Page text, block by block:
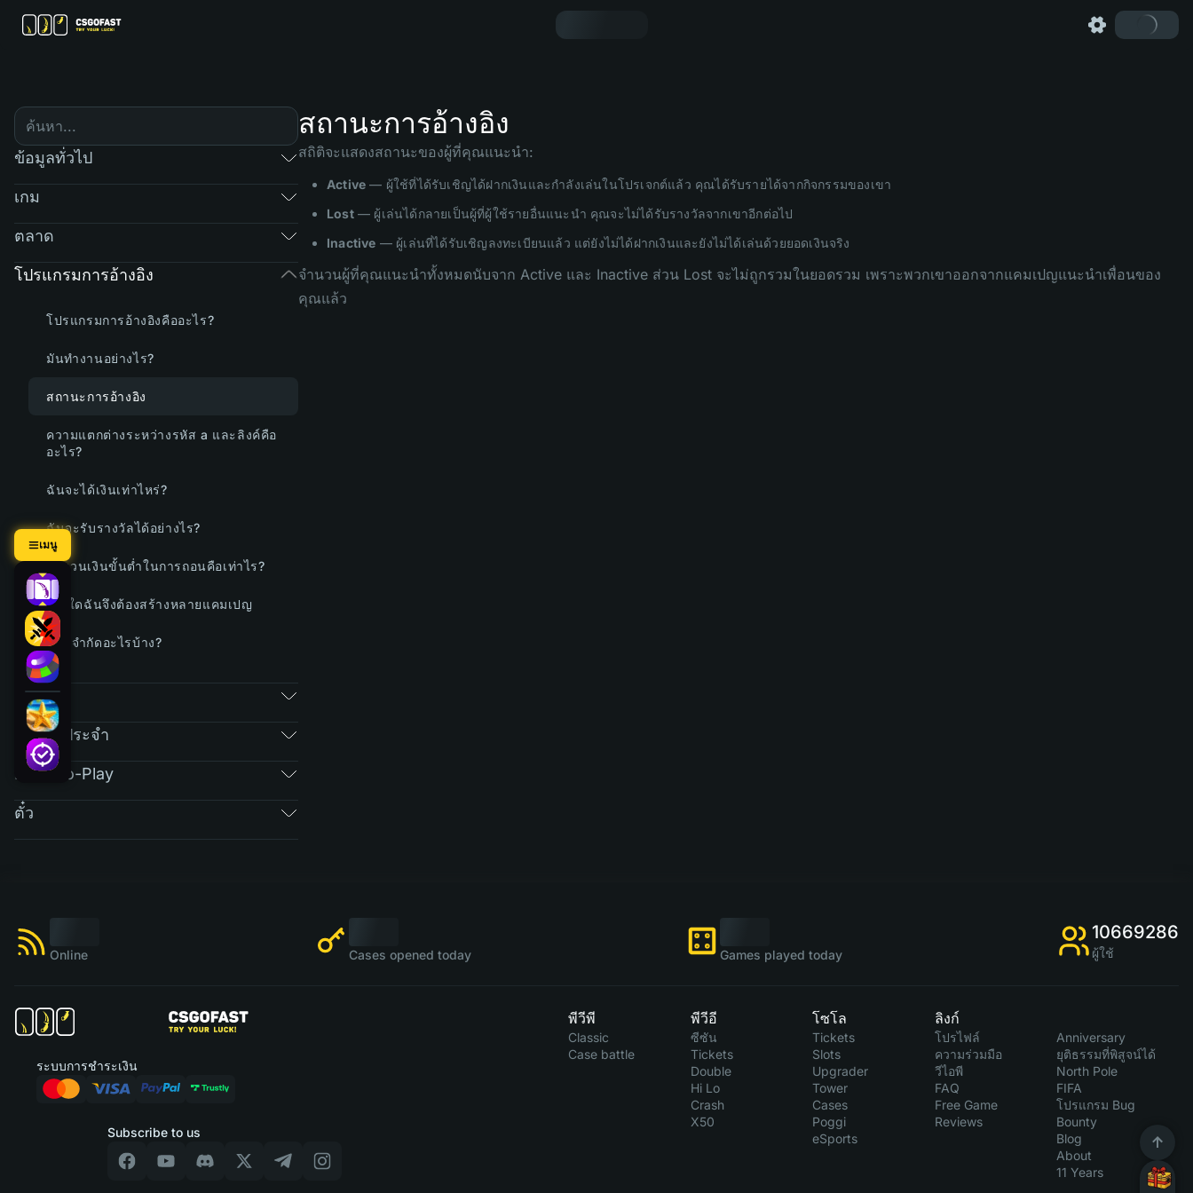
เมนู
ข้อมูลทั่วไป
เกม
ตลาด
โปรแกรมการอ้างอิง
โปรแกรมการอ้างอิงคืออะไร?
มันทำงานอย่างไร?
สถานะการอ้างอิง
ความแตกต่างระหว่างรหัส a และลิงค์คือ
อะไร?
ฉันจะได้เงินเท่าไหร่?
ฉันจะรับรางวัลได้อย่างไร?
จำนวนเงินขั้นต่ำในการถอนคือเท่าไร?
เหตุใดฉันจึงต้องสร้างหลายแคมเปญ
มีข้อจำกัดอะไรบ้าง?
RAIN
คำถามประจำ
Free-To-Play
ตั๋ว
สถานะการอ้างอิง
สถิติจะแสดงสถานะของผู้ที่คุณแนะนำ:
Active — ผู้ใช้ที่ได้รับเชิญได้ฝากเงินและกำลังเล่นในโปรเจกต์แล้ว คุณได้รับรายได้จากกิจกรรมของเขา
Lost— ผู้เล่นได้กลายเป็นผู้ที่ผู้ใช้รายอื่นแนะนำ คุณจะไม่ได้รับรางวัลจากเขาอีกต่อไป
Inactive — ผู้เล่นที่ได้รับเชิญลงทะเบียนแล้ว แต่ยังไม่ได้ฝากเงินและยังไม่ได้เล่นด้วยยอดเงินจริง
จำนวนผู้ที่คุณแนะนำทั้งหมดนับจาก Active และ Inactive ส่วน Lost จะไม่ถูกรวมในยอดรวม เพราะพวกเขาออกจากแคมเปญแนะนำเพื่อนของ
คุณแล้ว
Online Cases opened today Games played today
10669286
ผู้ใช้
Subscribe to us
ระบบการชำระเงิน
พีวีพี
Classic
Case battle
พีวีอี
ซีซัน
Tickets
Double
Hi Lo
Crash
X50
โซโล
Tickets
Slots
Upgrader
Tower
Cases
Poggi
eSports
ลิงก์
โปรไฟล์
ความร่วมมือ
วีไอพี
FAQ
Free Game
Reviews
Anniversary
ยุติธรรมที่พิสูจน์ได้
North Pole
FIFA
โปรแกรม Bug
Bounty
Blog
About
11 Years